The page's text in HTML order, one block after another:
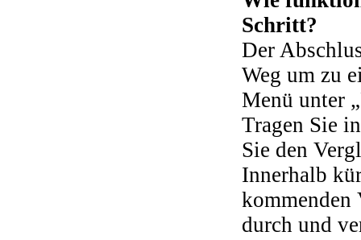
Schritt?
Der
Weg um zu
Menü unter
Tragen Sie
Sie den
Innerhalb
kommenden
durch und